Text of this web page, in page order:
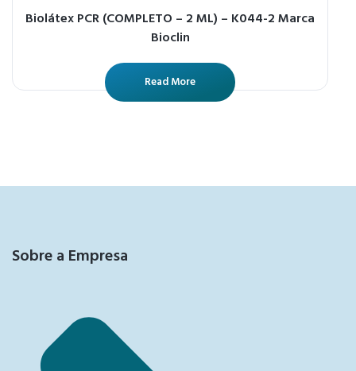
Biolátex PCR (COMPLETO – 2 ML) – K044-2 Marca
Bioclin
Read More
Sobre a Empresa